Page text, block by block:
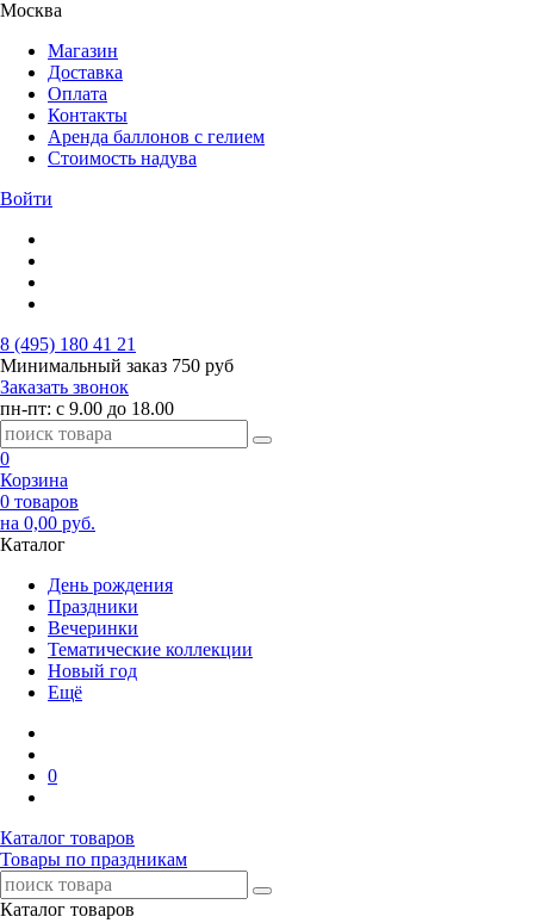
Москва
Магазин
Доставка
Оплата
Контакты
Аренда баллонов с гелием
Стоимость надува
Войти
8 (495) 180 41 21
Минимальный заказ 750 руб
Заказать звонок
пн-пт: с 9.00 до 18.00
0
Корзина
0 товаров
на 0,00 руб.
Каталог
День рождения
Праздники
Вечеринки
Тематические коллекции
Новый год
Ещё
0
Каталог товаров
Товары по праздникам
Каталог товаров